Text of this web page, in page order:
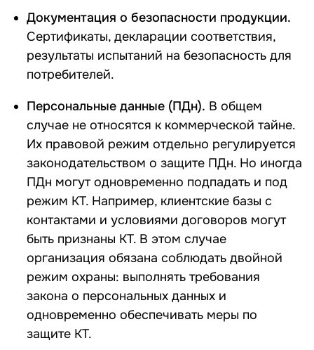
Документация о безопасности продукции.
Сертификаты, декларации соответствия,
результаты испытаний на безопасность для
потребителей.
Персональные данные (ПДн). В общем
случае не относятся к коммерческой тайне.
Их правовой режим отдельно регулируется
законодательством о защите ПДн. Но иногда
ПДн могут одновременно подпадать и под
режим КТ. Например, клиентские базы с
контактами и условиями договоров могут
быть признаны КТ. В этом случае
организация обязана соблюдать двойной
режим охраны: выполнять требования
закона о персональных данных и
одновременно обеспечивать меры по
защите КТ.